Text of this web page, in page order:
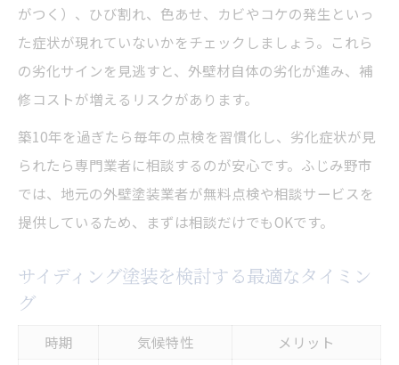
がつく）、ひび割れ、色あせ、カビやコケの発生といっ
た症状が現れていないかをチェックしましょう。これら
の劣化サインを見逃すと、外壁材自体の劣化が進み、補
修コストが増えるリスクがあります。
築10年を過ぎたら毎年の点検を習慣化し、劣化症状が見
られたら専門業者に相談するのが安心です。ふじみ野市
では、地元の外壁塗装業者が無料点検や相談サービスを
提供しているため、まずは相談だけでもOKです。
サイディング塗装を検討する最適なタイミン
グ
時期 気候特性 メリット